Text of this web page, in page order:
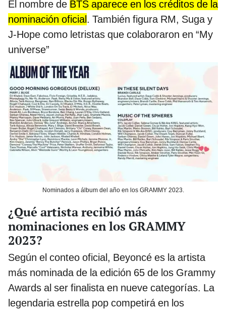
El nombre de BTS aparece en los créditos de la
nominación oficial. También figura RM, Suga y
J-Hope como letristas que colaboraron en “My
universe”
Nominados a álbum del año en los GRAMMY 2023.
¿Qué artista recibió más
nominaciones en los GRAMMY
2023?
Según el conteo oficial, Beyoncé es la artista
más nominada de la edición 65 de los Grammy
Awards al ser finalista en nueve categorías. La
legendaria estrella pop competirá en los